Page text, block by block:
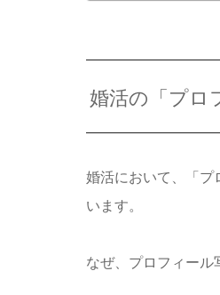
婚活の「プロ
婚活において、「プ
います。
なぜ、プロフィール